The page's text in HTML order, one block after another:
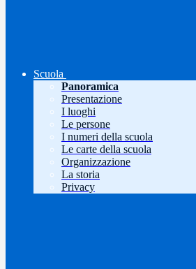
Scuola
Panoramica
Presentazione
I luoghi
Le persone
I numeri della scuola
Le carte della scuola
Organizzazione
La storia
Privacy